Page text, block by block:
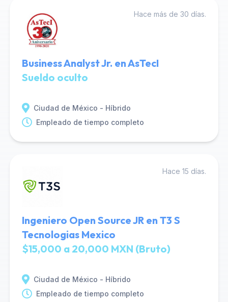
Hace más de 30 días.
Business Analyst Jr. en AsTecI
Sueldo oculto
Ciudad de México - Híbrido
Empleado de tiempo completo
Hace 15 días.
Ingeniero Open Source JR en T3 S
Tecnologias Mexico
$15,000 a 20,000 MXN (Bruto)
Ciudad de México - Híbrido
Empleado de tiempo completo